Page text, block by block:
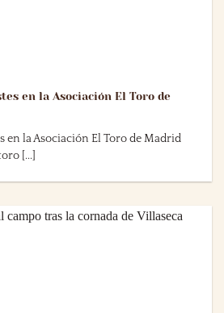
en la Asociación El Toro de
en la Asociación El Toro de Madrid
[...]